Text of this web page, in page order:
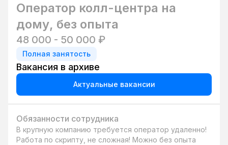
Оператор колл-центра на
дому, без опыта
48 000 - 50 000 ₽
Полная занятость
Вакансия в архиве
Актуальные вакансии
Обязанности сотрудника
В крупную компанию требуется оператор удаленно!
Работа по скрипту, не сложная! Можно без опыта